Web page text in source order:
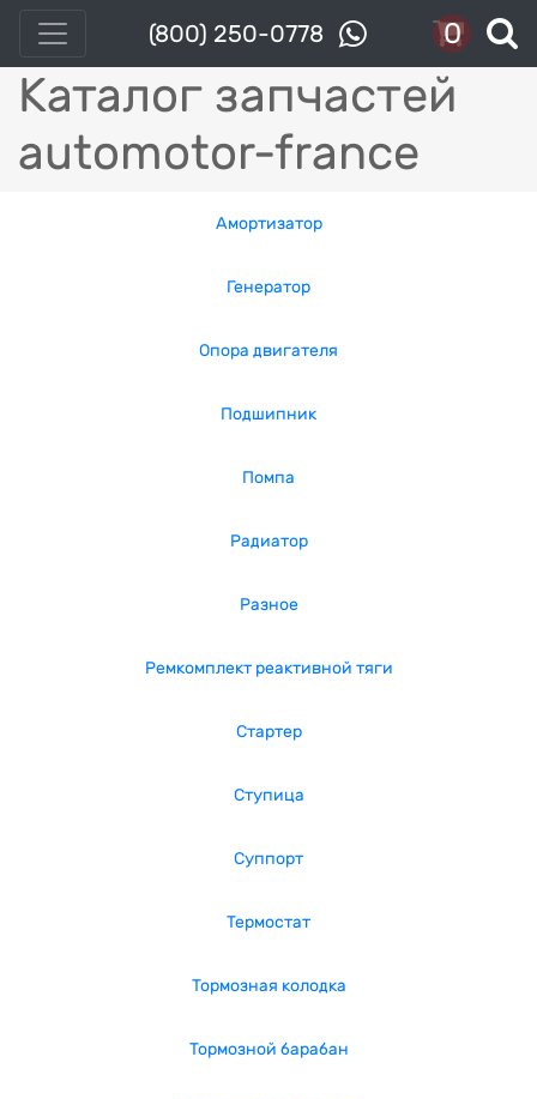
(800) 250-0778 0
Каталог запчастей
automotor-france
Амортизатор
Генератор
Опора двигателя
Подшипник
Помпа
Радиатор
Разное
Ремкомплект реактивной тяги
Стартер
Ступица
Суппорт
Термостат
Тормозная колодка
Тормозной барабан